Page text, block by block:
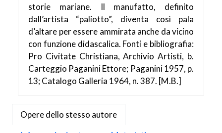
storie mariane. Il manufatto, definito
dall’artista “paliotto”, diventa così pala
d’altare per essere ammirata anche da vicino
con funzione didascalica. Fonti e bibliografia:
Pro Civitate Christiana, Archivio Artisti, b.
Carteggio Paganini Ettore; Paganini 1957, p.
13; Catalogo Galleria 1964, n. 387. [M.B.]
Opere dello stesso autore